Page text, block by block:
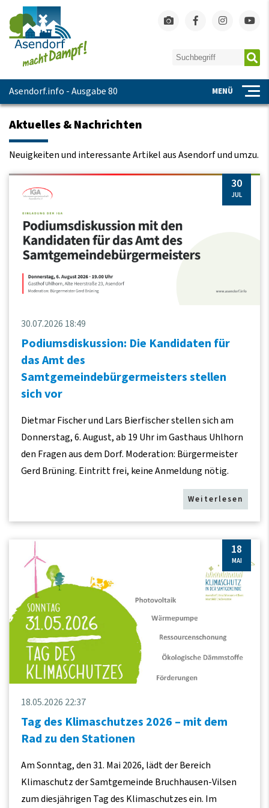
Asendorf.info - Ausgabe 80 MENÜ
Aktuelles & Nachrichten
Neuigkeiten und interessante Artikel aus Asendorf und umzu.
30
JUL
30.07.2026 18:49
Podiumsdiskussion: Die Kandidaten für
das Amt des
Samtgemeindebürgermeisters stellen
sich vor
Dietmar Fischer und Lars Bierfischer stellen sich am
Donnerstag, 6. August, ab 19 Uhr im Gasthaus Uhlhorn
den Fragen aus dem Dorf. Moderation: Bürgermeister
Gerd Brüning. Eintritt frei, keine Anmeldung nötig.
Weiterlesen
18
MAI
18.05.2026 22:37
Tag des Klimaschutzes 2026 – mit dem
Rad zu den Stationen
Am Sonntag, den 31. Mai 2026, lädt der Bereich
Klimaschutz der Samtgemeinde Bruchhausen-Vilsen
zum diesjährigen Tag des Klimaschutzes ein. Im